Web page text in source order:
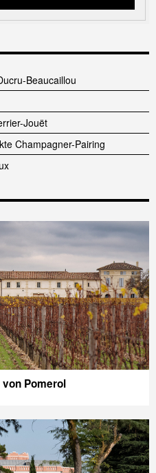
Beaucaillou
Jouët
Champagner-Pairing
Pomerol